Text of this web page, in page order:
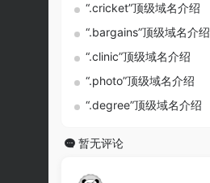
“.cricket”顶级域名介绍
“.bargains”顶级域名介绍
“.clinic”顶级域名介绍
“.photo”顶级域名介绍
“.degree”顶级域名介绍
暂无评论